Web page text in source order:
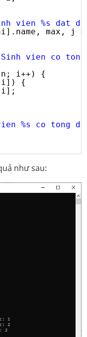
vien %s dat
max, j
vien co
i++) {
{
%s co tong
như sau: